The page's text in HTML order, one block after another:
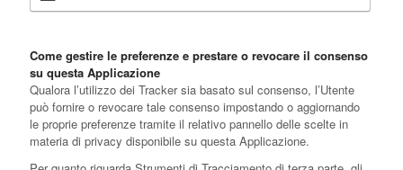
Come gestire le preferenze e prestare o revocare il consenso
su questa Applicazione
Qualora l’utilizzo dei Tracker sia basato sul consenso, l’Utente
può fornire o revocare tale consenso impostando o aggiornando
le proprie preferenze tramite il relativo pannello delle scelte in
materia di privacy disponibile su questa Applicazione.